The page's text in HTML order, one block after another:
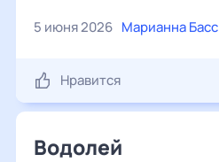
5 июня 2026 Марианна Басс
Нравится
Водолей